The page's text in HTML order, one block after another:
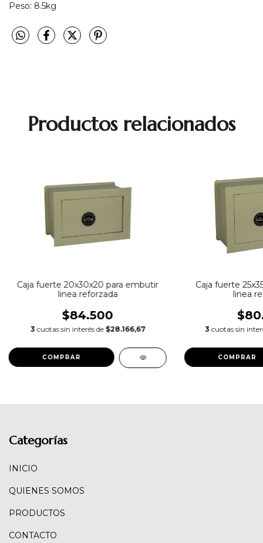
Peso: 8.5kg
Productos relacionados
Caja fuerte 20x30x20 para embutir
linea reforzada
$84.500
3 cuotas sin interés de $28.166,67
Caja fuerte
linea
3 cuotas sin
Categorías
INICIO
QUIENES SOMOS
PRODUCTOS
CONTACTO